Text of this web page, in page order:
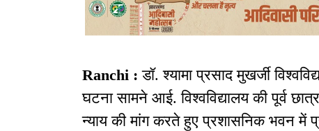
Ranchi : डॉ. श्यामा प्रसाद मुखर्जी
घटना सामने आई. विश्वविद्यालय की पूर्व
न्याय की मांग करते हुए प्रशासनिक भवन में